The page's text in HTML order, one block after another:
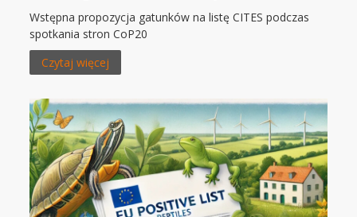
Wstępna propozycja gatunków na listę CITES podczas
spotkania stron CoP20
Czytaj więcej